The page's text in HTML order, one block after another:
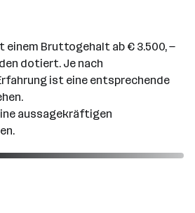
einem Bruttogehalt ab € 3.500, —
dotiert. Je nach
ist eine entsprechende
aussagekräftigen